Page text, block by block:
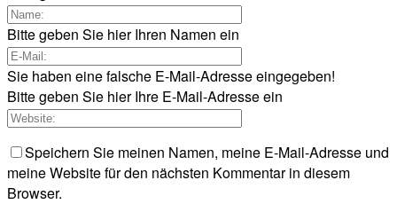
Bitte geben Sie hier Ihren Namen ein
Sie haben eine falsche E-Mail-Adresse eingegeben!
Bitte geben Sie hier Ihre E-Mail-Adresse ein
Speichern Sie meinen Namen, meine E-Mail-Adresse und
meine Website für den nächsten Kommentar in diesem
Browser.